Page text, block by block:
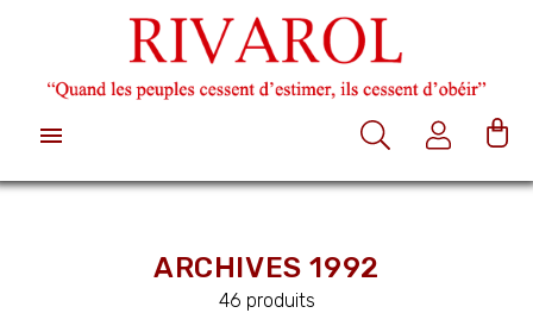

ARCHIVES 1992
46 produits